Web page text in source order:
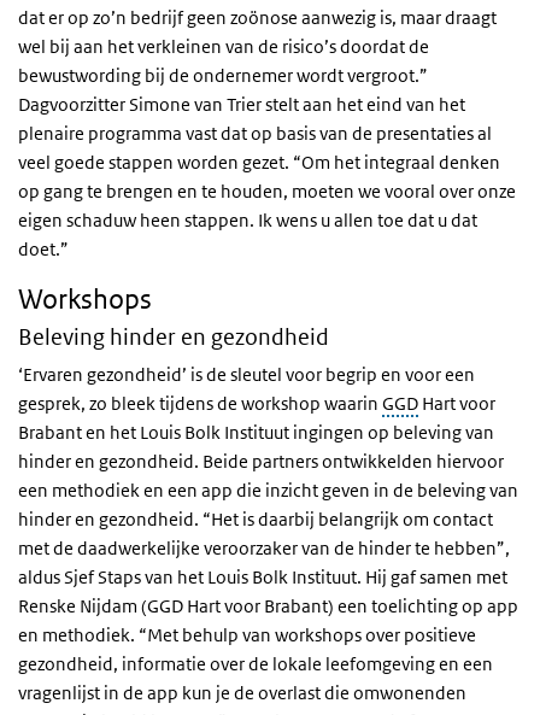
dat er op zo’n bedrijf geen zoönose aanwezig is, maar draagt
wel bij aan het verkleinen van de risico’s doordat de
bewustwording bij de ondernemer wordt vergroot.”
Dagvoorzitter Simone van Trier stelt aan het eind van het
plenaire programma vast dat op basis van de presentaties al
veel goede stappen worden gezet. “Om het integraal denken
op gang te brengen en te houden, moeten we vooral over onze
eigen schaduw heen stappen. Ik wens u allen toe dat u dat
doet.”
Workshops
Beleving hinder en gezondheid
‘Ervaren gezondheid’ is de sleutel voor begrip en voor een
gesprek, zo bleek tijdens de workshop waarin GGD Hart voor
Brabant en het Louis Bolk Instituut ingingen op beleving van
hinder en gezondheid. Beide partners ontwikkelden hiervoor
een methodiek en een app die inzicht geven in de beleving van
hinder en gezondheid. “Het is daarbij belangrijk om contact
met de daadwerkelijke veroorzaker van de hinder te hebben”,
aldus Sjef Staps van het Louis Bolk Instituut. Hij gaf samen met
Renske Nijdam (GGD Hart voor Brabant) een toelichting op app
en methodiek. “Met behulp van workshops over positieve
gezondheid, informatie over de lokale leefomgeving en een
vragenlijst in de app kun je de overlast die omwonenden